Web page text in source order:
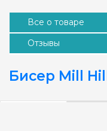
Все о товаре
Отзывы
Бисер Mill Hill